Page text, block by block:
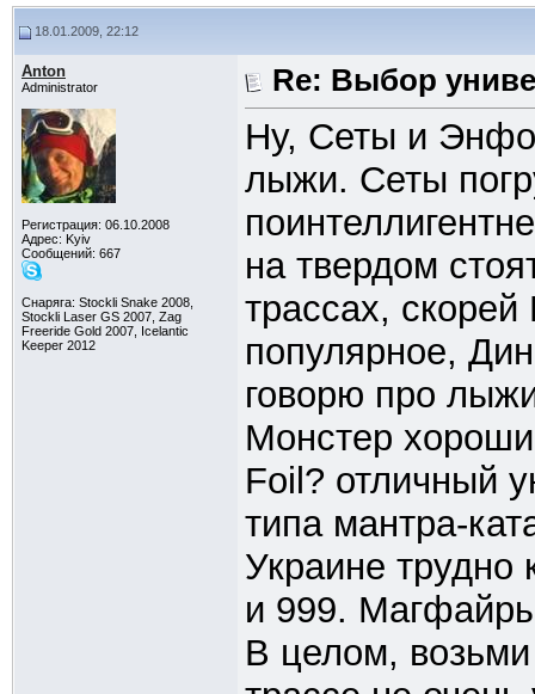
18.01.2009, 22:12
Anton
Administrator
Регистрация: 06.10.2008
Адрес: Kyiv
Сообщений: 667
Снаряга: Stockli Snake 2008,
Stockli Laser GS 2007, Zag
Freeride Gold 2007, Icelantic
Keeper 2012
Re: Выбор
Ну, Сеты и
лыжи. Сеты
на твердом
трассах,
популярное,
говорю про
Монстер
Foil? отличный
типа мантра-
Украине
и 999.
В целом, возьми